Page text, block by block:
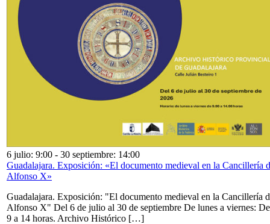
6 julio: 9:00 - 30 septiembre: 14:00
Guadalajara. Exposición: «El documento medieval en la Cancillería
Alfonso X»
Guadalajara. Exposición: "El documento medieval en la Cancillería
Alfonso X" Del 6 de julio al 30 de septiembre De lunes a viernes: De
9 a 14 horas. Archivo Histórico […]